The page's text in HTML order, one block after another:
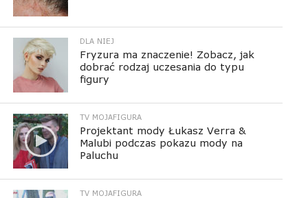
DLA NIEJ
Fryzura ma znaczenie! Zobacz, jak
dobrać rodzaj uczesania do typu
figury
TV MOJAFIGURA
Projektant mody Łukasz Verra &
Malubi podczas pokazu mody na
Paluchu
TV MOJAFIGURA